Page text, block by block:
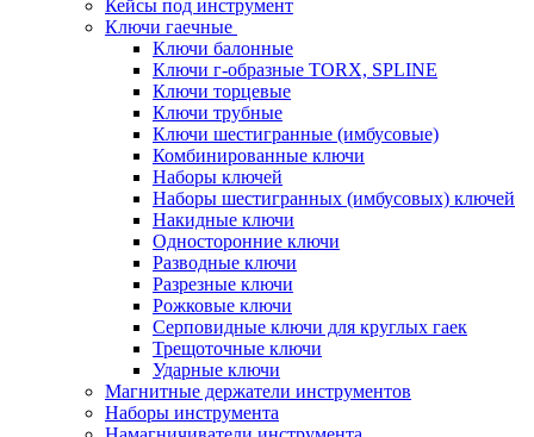
Кейсы под инструмент
Ключи гаечные
Ключи балонные
Ключи г-образные TORX, SPLINE
Ключи торцевые
Ключи трубные
Ключи шестигранные (имбусовые)
Комбинированные ключи
Наборы ключей
Наборы шестигранных (имбусовых) ключей
Накидные ключи
Односторонние ключи
Разводные ключи
Разрезные ключи
Рожковые ключи
Серповидные ключи для круглых гаек
Трещоточные ключи
Ударные ключи
Магнитные держатели инструментов
Наборы инструмента